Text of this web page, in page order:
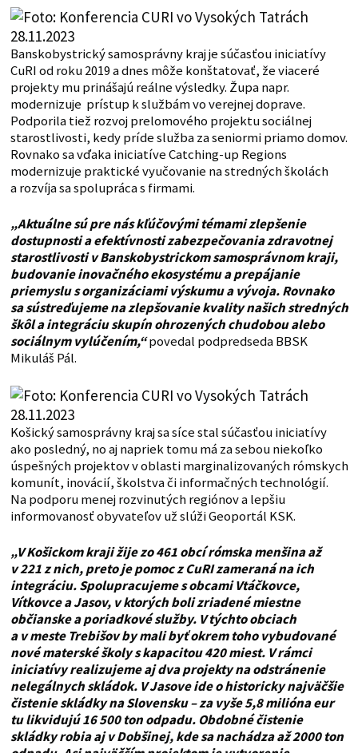
Banskobystrický samosprávny kraj je súčasťou iniciatívy
CuRI od roku 2019 a dnes môže konštatovať, že viaceré
projekty mu prinášajú reálne výsledky. Župa napr.
modernizuje prístup k službám vo verejnej doprave.
Podporila tiež rozvoj prelomového projektu sociálnej
starostlivosti, kedy príde služba za seniormi priamo domov.
Rovnako sa vďaka iniciatíve Catching-up Regions
modernizuje praktické vyučovanie na stredných školách
a rozvíja sa spolupráca s firmami.
„Aktuálne sú pre nás kľúčovými témami zlepšenie
dostupnosti a efektívnosti zabezpečovania zdravotnej
starostlivosti vBanskobystrickom samosprávnom kraji,
budovanie inovačného ekosystému a prepájanie
priemyslu s organizáciami výskumu a vývoja. Rovnako
sa sústreďujeme na zlepšovanie kvality našich stredných
škôl a integráciu skupín ohrozených chudobou alebo
sociálnym vylúčením,“povedal podpredseda BBSK
Mikuláš Pál.
Košický samosprávny kraj sa síce stal súčasťou iniciatívy
ako posledný, no aj napriek tomu má za sebou niekoľko
úspešných projektov v oblasti marginalizovaných rómskych
komunít, inovácií, školstva či informačných technológií.
Na podporu menej rozvinutých regiónov a lepšiu
informovanosť obyvateľov už slúži Geoportál KSK.
„V Košickom kraji žije zo 461 obcí rómska menšina až
v 221 z nich, preto je pomoc z CuRI zameraná na ich
integráciu. Spolupracujeme s obcami Vtáčkovce,
Vítkovce a Jasov, v ktorých boli zriadené miestne
občianske a poriadkové služby. V týchto obciach
a v meste Trebišov by mali byť okrem toho vybudované
nové materské školy s kapacitou 420 miest. V rámci
iniciatívy realizujeme aj dva projekty na odstránenie
nelegálnych skládok. V Jasove ide o historicky najväčšie
čistenie skládky na Slovensku – za vyše 5,8 milióna eur
tu likvidujú 16 500 ton odpadu. Obdobné čistenie
skládky robia aj v Dobšinej, kde sa nachádza až 2000 ton